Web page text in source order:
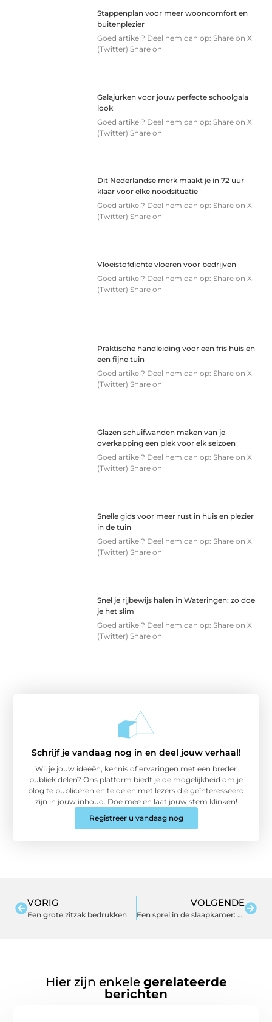
Stappenplan voor meer wooncomfort en
buitenplezier
Goed artikel? Deel hem dan op: Share on X
(Twitter) Share on
Galajurken voor jouw perfecte schoolgala
look
Goed artikel? Deel hem dan op: Share on X
(Twitter) Share on
Dit Nederlandse merk maakt je in 72 uur
klaar voor elke noodsituatie
Goed artikel? Deel hem dan op: Share on X
(Twitter) Share on
Vloeistofdichte vloeren voor bedrijven
Goed artikel? Deel hem dan op: Share on X
(Twitter) Share on
Praktische handleiding voor een fris huis en
een fijne tuin
Goed artikel? Deel hem dan op: Share on X
(Twitter) Share on
Glazen schuifwanden maken van je
overkapping een plek voor elk seizoen
Goed artikel? Deel hem dan op: Share on X
(Twitter) Share on
Snelle gids voor meer rust in huis en plezier
in de tuin
Goed artikel? Deel hem dan op: Share on X
(Twitter) Share on
Snel je rijbewijs halen in Wateringen: zo doe
je het slim
Goed artikel? Deel hem dan op: Share on X
(Twitter) Share on
Schrijf je vandaag nog in en deel jouw verhaal!
Wil je jouw ideeën, kennis of ervaringen met een breder
publiek delen? Ons platform biedt je de mogelijkheid om je
blog te publiceren en te delen met lezers die geïnteresseerd
zijn in jouw inhoud. Doe mee en laat jouw stem klinken!
Registreer u vandaag nog
VORIG
Een grote zitzak bedrukken
VOLGENDE
Een sprei in de slaapkamer: meer dan ooit trendy!
Hier zijn enkele gerelateerde
berichten